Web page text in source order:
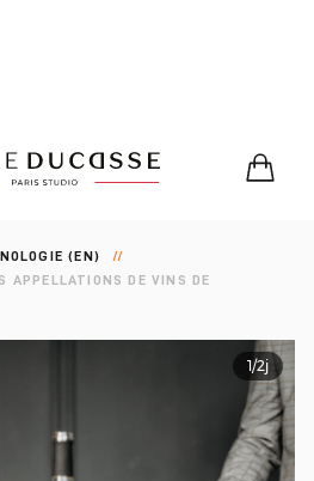
(EN)
APPELLATIONS DE VINS DE
1/2j